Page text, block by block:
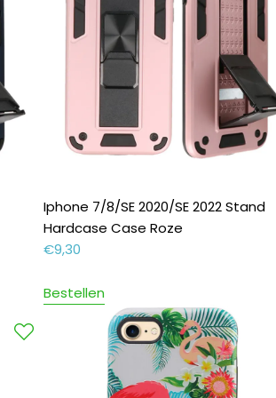
Iphone 7/8/SE 2020/SE 2022 Stand
Hardcase Case Roze
€9,30
Bestellen